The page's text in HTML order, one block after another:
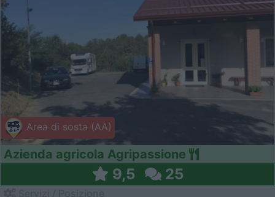
Area di sosta (AA)
Azienda agricola Agripassione
9,5 25